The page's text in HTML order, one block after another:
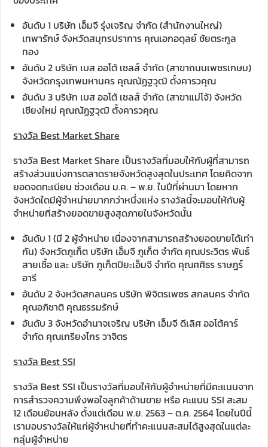
อันดับ 1 บริษัท เอ็มจี รุ่งเจริญ จำกัด (สำนักงานใหญ่)
เทพารักษ์ จังหวัดสมุทรปราการ คุณเอกอดุลย์ ชัยตระกูล
ทอง
อันดับ 2 บริษัท เบส ออโต้ เซลส์ จำกัด (สาขาถนนเพชรเกษม)
จังหวัดกรุงเทพมหานคร คุณณัฏฐวุฒิ ตั้งคารวคุณ
อันดับ 3 บริษัท เบส ออโต้ เซลส์ จำกัด (สาขาแม่โจ้) จังหวัด
เชียงใหม่ คุณณัฏฐวุฒิ ตั้งคารวคุณ
รางวัล Best Market Share
รางวัล Best Market Share เป็นรางวัลที่มอบให้กับผู้ที่สามารถ
สร้างส่วนแบ่งการตลาดรายจังหวัดสูงสุดในประเทศ โดยคิดจาก
ยอดจดทะเบียน ช่วงเดือน ม.ค. – พ.ย. ในปีที่ผ่านมา โดยหาก
จังหวัดใดมีผู้จำหน่ายมากกว่าหนึ่งแห่ง รางวัลนี้จะมอบให้กับผู้
จำหน่ายที่สร้างยอดขายสูงสุดภายในจังหวัดนั้น
อันดับ 1 (มี 2 ผู้จำหน่าย เนื่องจากสามารถสร้างยอดขายได้เท่า
กัน) จังหวัดภูเก็ต บริษัท เอ็มจี ภูเก็ต จำกัด คุณประวิตร พันธ์
สายเชื้อ และ บริษัท ภูเก็ตปิยะเอ็มจี จำกัด คุณศศิธร ราษฎร์
อารี
อันดับ 2 จังหวัดสกลนคร บริษัท พิจิตรเพชร สกลนคร จำกัด
คุณอภิชาติ คุณธรรมรักษ์
อันดับ 3 จังหวัดอำนาจเจริญ บริษัท เอ็มจี ดีเลิศ ออโต้คาร์
จำกัด คุณเกรียงไกร วาจิตร
รางวัล Best SSI
รางวัล Best SSI เป็นรางวัลที่มอบให้กับผู้จำหน่ายที่มีคะแนนจาก
การสำรวจความพึงพอใจลูกค้าด้านขาย หรือ คะแนน SSI สะสม
12 เดือนย้อนหลัง ตั้งแต่เดือน พ.ย. 2563 – ต.ค. 2564 โดยในปีนี้
เรามอบรางวัลให้แก่ผู้จำหน่ายที่ทำคะแนนสะสมได้สูงสุดในแต่ละ
กลุ่มผู้จำหน่าย